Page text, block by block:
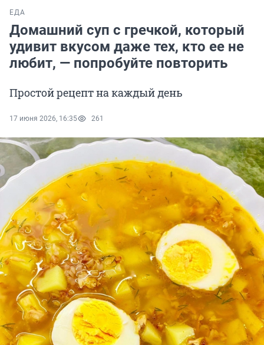
ЕДА
Домашний суп с гречкой, который
удивит вкусом даже тех, кто ее не
любит, — попробуйте повторить
Простой рецепт на каждый день
17 июня 2026, 16:35 261